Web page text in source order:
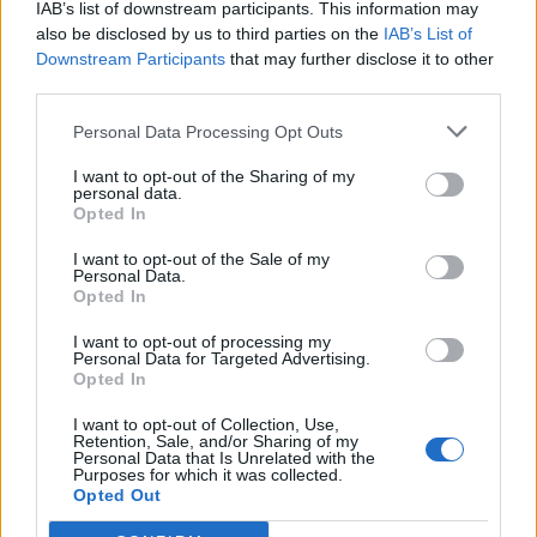
IAB’s list of downstream participants. This information may
also be disclosed by us to third parties on the IAB’s List of
Downstream Participants that may further disclose it to other
Personal Data Processing Opt Outs
I want to opt-out of the Sharing of my
personal data.
Opted In
I want to opt-out of the Sale of my
Personal Data.
Opted In
I want to opt-out of processing my
Personal Data for Targeted Advertising.
Opted In
I want to opt-out of Collection, Use,
Retention, Sale, and/or Sharing of my
Personal Data that Is Unrelated with the
Purposes for which it was collected.
Opted Out
«Matilda the Musical»: Προσοχή στο
κενό μεταξύ βίας και ψυχαγωγίας
13/01/2023
Η νέα ταινία του Netflix «Matilda the Musical» ακολουθεί
την παράδοση των αδελφών Grimm.
Motown: Η δισκογραφική εταιρία που
άλλαξε την Αμερική